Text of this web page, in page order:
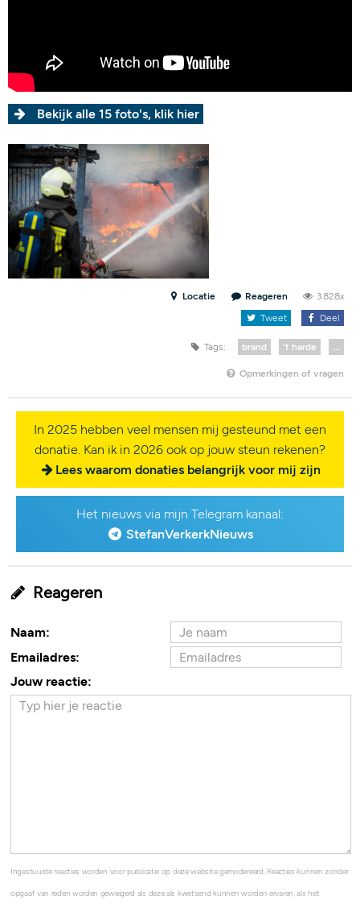
Bekijk alle 15 foto's, klik hier
Locatie Reageren
3.828x
Tweet
Deel
Tags: brand 't harde ...
Opmerkingen of vragen
In 2025 hebben veel mensen mij gesteund met een
donatie. Kan ik in 2026 ook op jouw steun rekenen?
Lees waarom donaties belangrijk voor mij zijn
Het nieuws via mijn Telegram kanaal:
StefanVerkerkNieuws
Reageren
Naam:
Emailadres:
Jouw reactie:
Ingestuurde reacties worden voor publicatie op deze website gemodereerd. Reacties kunnen zonder
opgaaf van reden worden geweigerd als deze als kwetsend kunnen worden ervaren, als het